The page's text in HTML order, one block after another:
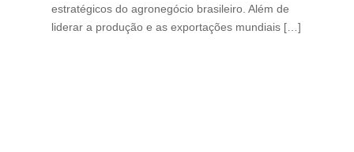
estratégicos do agronegócio brasileiro. Além de
liderar a produção e as exportações mundiais […]